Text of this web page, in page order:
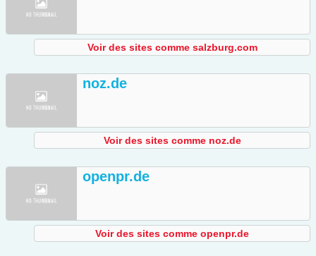
Voir des sites comme salzburg.com
noz.de
Voir des sites comme noz.de
openpr.de
Voir des sites comme openpr.de